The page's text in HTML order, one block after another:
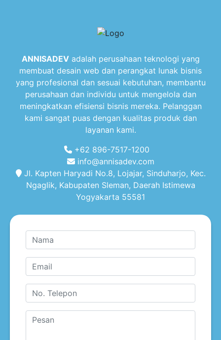
ANNISADEVadalah perusahaan teknologi yang
membuat desain web dan perangkat lunak bisnis
yang profesional dan sesuai kebutuhan, membantu
perusahaan dan individu untuk mengelola dan
meningkatkan efisiensi bisnis mereka. Pelanggan
kami sangat puas dengan kualitas produk dan
layanan kami.
+62 896-7517-1200
info@annisadev.com
Jl. Kapten Haryadi No.8, Lojajar, Sinduharjo, Kec.
Ngaglik, Kabupaten Sleman, Daerah Istimewa
Yogyakarta 55581